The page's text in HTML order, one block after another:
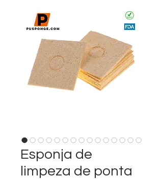
Esponja de
limpeza de ponta